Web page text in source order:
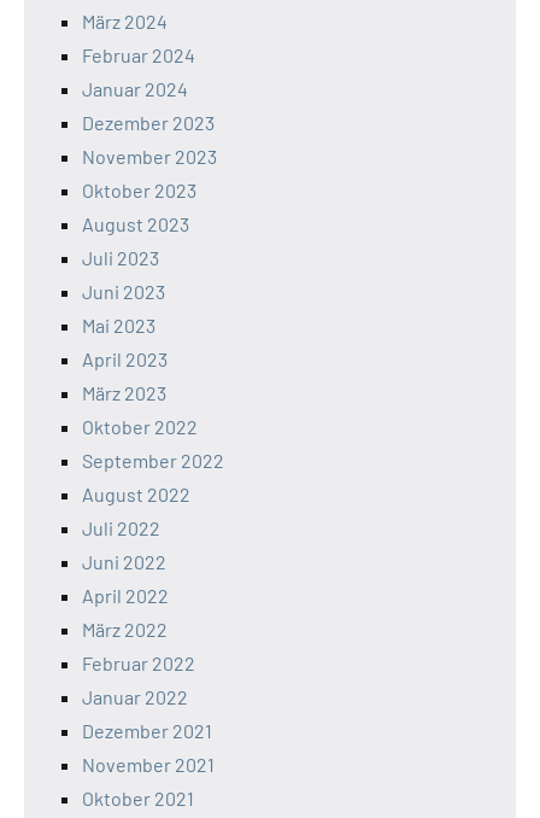
März 2024
Februar 2024
Januar 2024
Dezember 2023
November 2023
Oktober 2023
August 2023
Juli 2023
Juni 2023
Mai 2023
April 2023
März 2023
Oktober 2022
September 2022
August 2022
Juli 2022
Juni 2022
April 2022
März 2022
Februar 2022
Januar 2022
Dezember 2021
November 2021
Oktober 2021